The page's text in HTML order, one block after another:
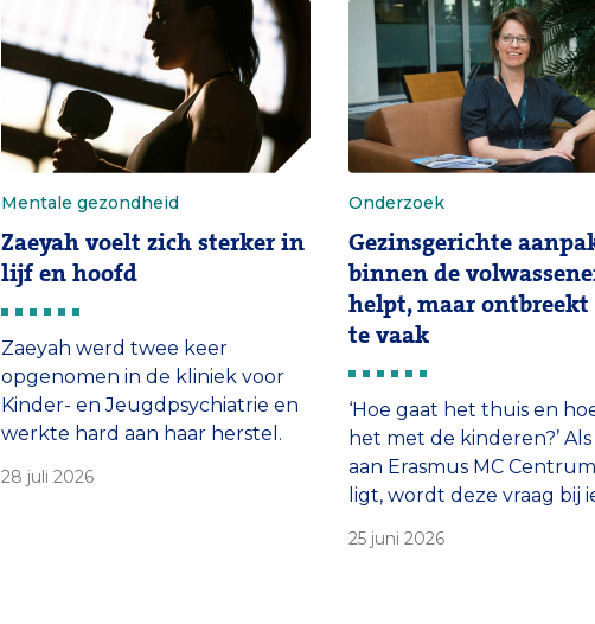
Mentale gezondheid
Zaeyah voelt zich sterker in
lijf en hoofd
Zaeyah werd twee keer
opgenomen in de kliniek voor
Kinder- en Jeugdpsychiatrie en
werkte hard aan haar herstel.
mentale gezondheid. ‘Het is zo
28 juli 2026
Onderzoek
Gezinsgerichte
binnen de
helpt, maar ontbreekt
te vaak
‘Hoe gaat het thuis en
het met de kinderen?’
aan Erasmus MC
ligt, wordt deze vraag bij
volwassenen-ggz aan
25 juni 2026